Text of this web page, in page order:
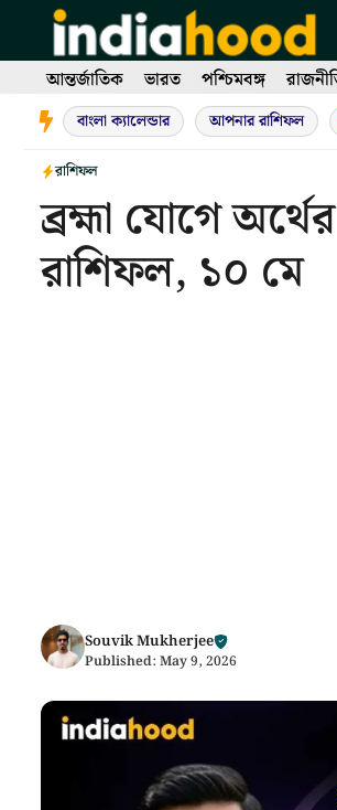
contentআন্তর্জাতিক ভারত পশ্চিমবঙ্গ
বাংলা ক্যালেন্ডার আপনার রাশিফল
রাশিফল
ব্রহ্মা যোগে
রাশিফল, ১০ মে
Souvik Mukherjee
Published: May 9, 2026